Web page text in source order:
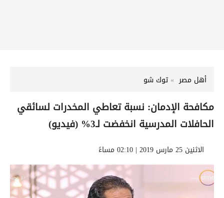
أهل مصر توك شو
مكافحة الإدمان: نسبة تعاطي المخدرات لسائقي
الحافلات المدرسية انخفضت لـ3% (فيديو)
الاثنين 25 مارس 2019 | 02:10 مساءً